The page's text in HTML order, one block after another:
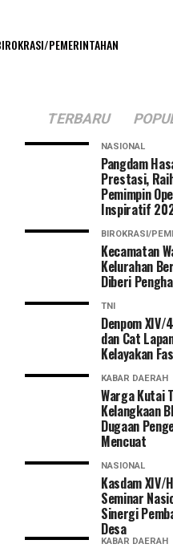
PEMERINTAHAN
TERBARU
NASIONAL
Pangdam
Prestasi,
Pemimpin
Inspiratif
BIROKRASI/
Kecamatan
Kelurahan
Diberi
TNI
Denpom
dan Cat
Kelayakan
KABAR DAERAH
Warga Kutai
Kelangkaan
Dugaan
Mencuat
NASIONAL
Kasdam XIV/
Seminar
Sinergi
Desa
KABAR DAERAH